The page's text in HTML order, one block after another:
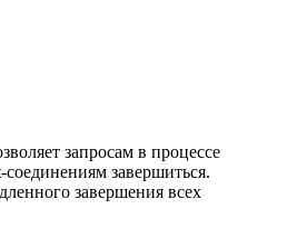
запросам в процессе
завершиться.
завершения всех